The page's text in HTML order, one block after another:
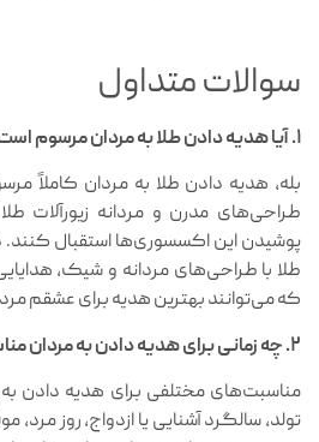
سوالات متداول
۱. آیا هدیه دادن طلا به مردان مرسوم است؟
بله، هدیه دادن طلا به مردان کاملاً
طراحی‌های مدرن و مردانه زیورآلات
پوشیدن این اکسسوری‌ها استقبال کنند.
طلا با طراحی‌های مردانه و شیک،
که می‌توانند بهترین هدیه برای عشقم
۲. چه زمانی برای هدیه دادن به مردان مناسب است؟
مناسبت‌های مختلفی برای هدیه دادن به
تولد، سالگرد آشنایی یا ازدواج، روز